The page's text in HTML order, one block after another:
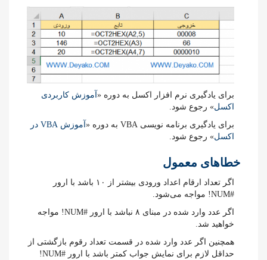
برای یادگیری نرم افزار اکسل به دوره « آموزش کاربردی
اکسل» رجوع شود.
برای یادگیری برنامه نویسی VBA به دوره «
آموزش VBA در
اکسل» رجوع شود.
خطاهای معمول
اگر تعداد ارقام اعداد ورودی بیشتر از ۱۰ باشد با ارور
#NUM! مواجه می‌شود.
اگر عدد وارد شده در مبنای ۸ نباشد با ارور #NUM! مواجه
خواهید شد.
همچنین اگر عدد وارد شده در قسمت تعداد رقوم بازگشتی از
حداقل لازم برای نمایش جواب کمتر باشد با ارور #NUM!